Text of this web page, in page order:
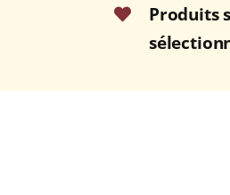
Produits